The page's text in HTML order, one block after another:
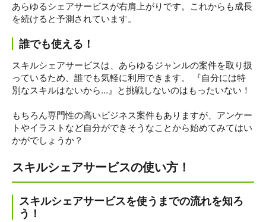
あらゆるシェアサービスが右肩上がりです。これからも成長
を続けると予測されています。
誰でも使える！
スキルシェアサービスは、あらゆるジャンルの案件を取り扱
っているため、誰でも気軽に利用できます。 『自分には特
別なスキルはないから…』と挑戦しないのはもったいない！
もちろん専門性の高いビジネス案件もありますが、アンケー
トやイラストなど自分ができそうなことから始めてみてはい
かがでしょうか？
スキルシェアサービスの使い方！
スキルシェアサービスを使うまでの流れを知ろ
う！